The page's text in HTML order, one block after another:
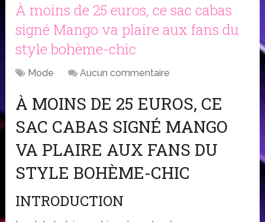
À moins de 25 euros, ce sac cabas
signé Mango va plaire aux fans du
style bohème-chic
Mode Aucun commentaire
À MOINS DE 25 EUROS, CE
SAC CABAS SIGNÉ MANGO
VA PLAIRE AUX FANS DU
STYLE BOHÈME-CHIC
INTRODUCTION